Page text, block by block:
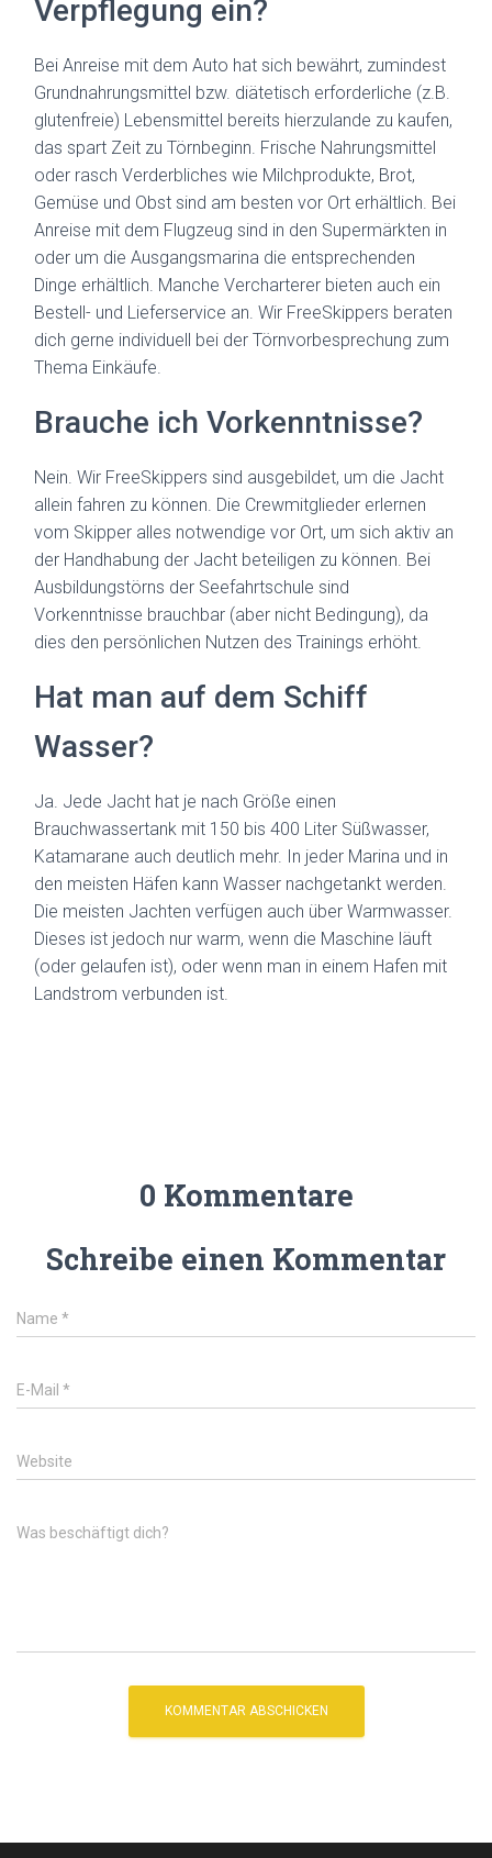
Verpflegung ein?
Bei Anreise mit dem Auto hat sich bewährt, zumindest
Grundnahrungsmittel bzw. diätetisch erforderliche (z.B.
glutenfreie) Lebensmittel bereits hierzulande zu kaufen,
das spart Zeit zu Törnbeginn. Frische Nahrungsmittel
oder rasch Verderbliches wie Milchprodukte, Brot,
Gemüse und Obst sind am besten vor Ort erhältlich. Bei
Anreise mit dem Flugzeug sind in den Supermärkten in
oder um die Ausgangsmarina die entsprechenden
Dinge erhältlich. Manche Vercharterer bieten auch ein
Bestell- und Lieferservice an. Wir FreeSkippers beraten
dich gerne individuell bei der Törnvorbesprechung zum
Thema Einkäufe.
Brauche ich Vorkenntnisse?
Nein. Wir FreeSkippers sind ausgebildet, um die Jacht
allein fahren zu können. Die Crewmitglieder erlernen
vom Skipper alles notwendige vor Ort, um sich aktiv an
der Handhabung der Jacht beteiligen zu können. Bei
Ausbildungstörns der Seefahrtschule sind
Vorkenntnisse brauchbar (aber nicht Bedingung), da
dies den persönlichen Nutzen des Trainings erhöht.
Hat man auf dem Schiff
Wasser?
Ja. Jede Jacht hat je nach Größe einen
Brauchwassertank mit 150 bis 400 Liter Süßwasser,
Katamarane auch deutlich mehr. In jeder Marina und in
den meisten Häfen kann Wasser nachgetankt werden.
Die meisten Jachten verfügen auch über Warmwasser.
Dieses ist jedoch nur warm, wenn die Maschine läuft
(oder gelaufen ist), oder wenn man in einem Hafen mit
Landstrom verbunden ist.
0 Kommentare
Schreibe einen Kommentar
Name *
E-Mail *
Website
Was beschäftigt dich?